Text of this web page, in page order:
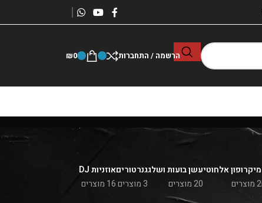
הרשמה / התחברות ₪0
מיקרופון אלחוטי
2 מוצרים
עשן בועות ושלג
20 מוצרים
גנרטורים
3 מוצרים
אוזניות DJ
16 מוצרים